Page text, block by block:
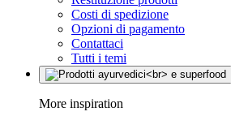
Costi di spedizione
Opzioni di pagamento
Contattaci
Tutti i temi
More inspiration